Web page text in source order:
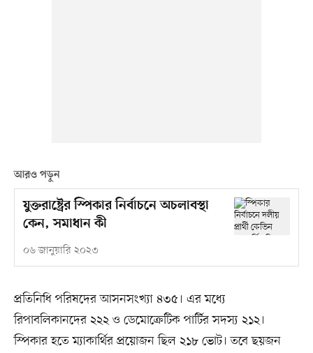
আরও পড়ুন
যুক্তরাষ্ট্রের স্পিকার নির্বাচনে অচলাবস্থা
কেন, সমাধান কী
০৬ জানুয়ারি ২০২৩
প্রতিনিধি পরিষদের আসনসংখ্যা ৪৩৫। এর মধ্যে
রিপাবলিকানদের ২২২ ও ডেমোক্রেটিক পার্টির সদস্য ২১২।
স্পিকার হতে ম্যাকার্থির প্রয়োজন ছিল ২১৮ ভোট। তবে ছয়জন